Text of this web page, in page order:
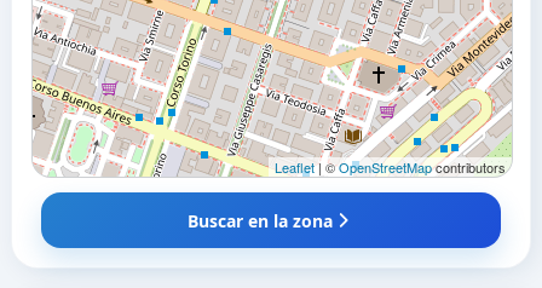
Leaflet| ©OpenStreetMapcontributors
Buscar en la zona